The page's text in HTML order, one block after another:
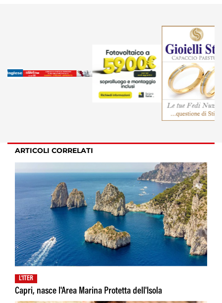
ARTICOLI CORRELATI
L'ITER
Capri, nasce l'Area Marina Protetta dell'Isola